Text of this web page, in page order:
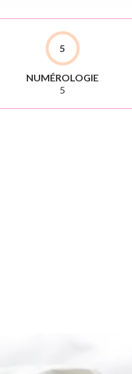
5
NUMÉROLOGIE
5